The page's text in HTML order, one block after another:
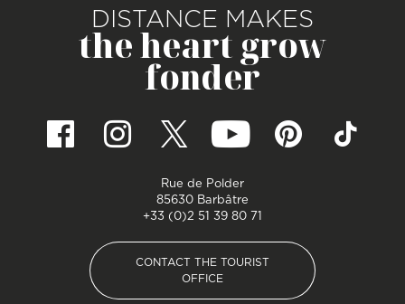
DISTANCE MAKES
the heart grow
fonder
Rue de Polder
85630 Barbâtre
+33 (0)2 51 39 80 71
CONTACT THE TOURIST
OFFICE